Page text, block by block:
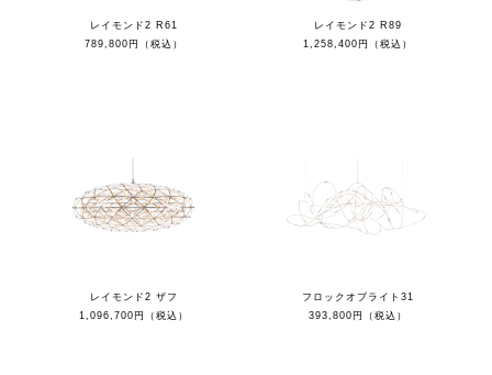
レイモンド2 R61
789,800円（税込）
レイモンド2 R89
1,258,400円（税込）
レイモンド2 ザフ
1,096,700円（税込）
フロックオブライト31
393,800円（税込）